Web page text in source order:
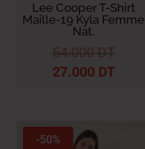
Lee Cooper T-Shirt
Maille-19 Kyla Femme
Nat.
54.000 DT
27.000 DT
-50%